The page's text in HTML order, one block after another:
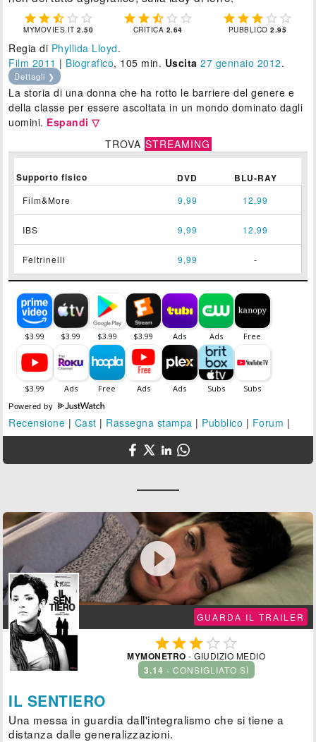
    
MYMOVIES.IT2.50
    
CRITICA 2.64
    
PUBBLICO2.95
Regia di Phyllida Lloyd.
Film 2011 | Biografico, 105 min. Uscita 27 gennaio 2012.
Dettagli ❯
La storia di una donna che ha rotto le barriere del genere e
della classe per essere ascoltata in un mondo dominato dagli
uomini. Espandi ▽
TROVA STREAMING
Supporto fisico DVD BLU-RAY
Film&More 9,99 12,99
IBS 9,99 12,99
Feltrinelli 9,99 -
Powered by
Recensione | Cast | Rassegna stampa | Pubblico | Forum |

GUARDA IL TRAILER
  
MYMONETRO - GIUDIZIO MEDIO
3.14 - CONSIGLIATO SÌ
IL SENTIERO
Una messa in guardia dall'integralismo che si tiene a
distanza dalle generalizzazioni.